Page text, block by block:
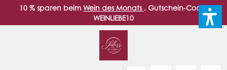
10 % sparen beim Wein des Monats . Gutschein-Code:
WEINLIEBE10